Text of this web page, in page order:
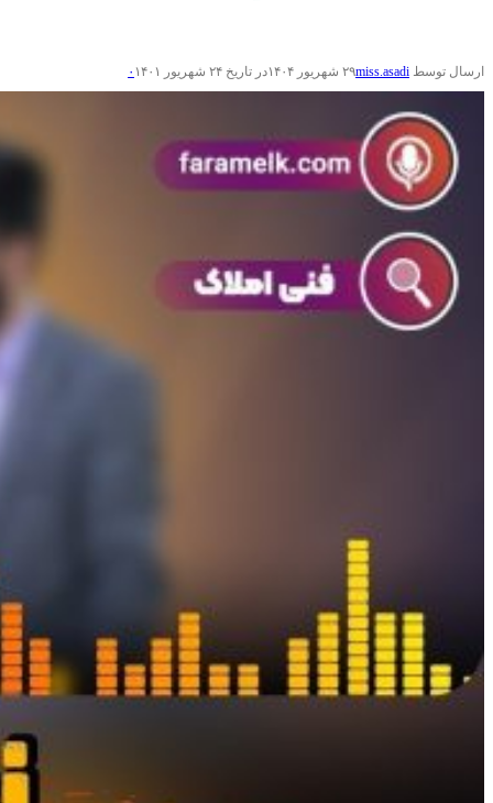
ارسال توسط miss.asadi۲۹ شهریور ۱۴۰۴ در تاریخ ۲۴ شهریور ۱۴۰۱ ۰